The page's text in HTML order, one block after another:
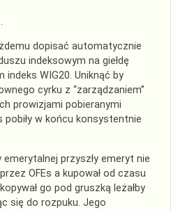
dopisać automatycznie
indeksowym na giełdę
WIG20. Uniknąć by
cyrku z “zarządzaniem”
prowizjami pobieranymi
pobiły w końcu konsystentnie
przyszły emeryt nie
OFEs a kupował od czasu
go pod gruszką leżałby
się do rozpuku. Jego